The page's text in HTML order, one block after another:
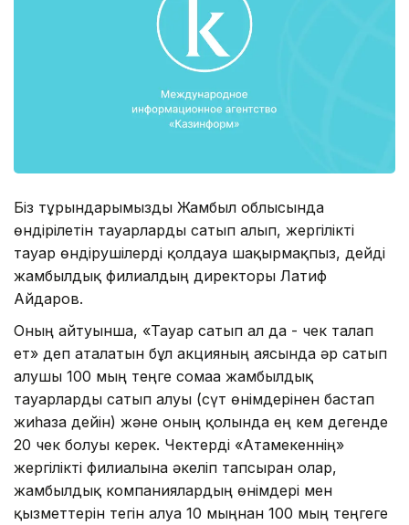
Біз тұрғындарымызды Жамбыл облысында
өндірілетін тауарларды сатып алып, жергілікті
тауар өндірушілерді қолдауға шақырмақпыз, дейді
жамбылдық филиалдың директоры Латиф
Айдаров.
Оның айтуынша, «Тауар сатып ал да - чек талап
ет» деп аталатын бұл акцияның аясында әр сатып
алушы 100 мың теңге сомаға жамбылдық
тауарларды сатып алуы (сүт өнімдерінен бастап
жиһазға дейін) және оның қолында ең кем дегенде
20 чек болуы керек. Чектерді «Атамекеннің»
жергілікті филиалына әкеліп тапсырған олар,
жамбылдық компаниялардың өнімдері мен
қызметтерін тегін алуға 10 мыңнан 100 мың теңгеге